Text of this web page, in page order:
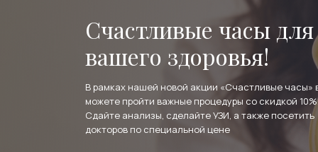
Счастливые часы для
вашего здоровья!
В рамках нашей новой акции «Счастливые часы»
можете пройти важные процедуры со скидкой
Сдайте анализы, сделайте УЗИ, а также посетить
докторов по специальной цене